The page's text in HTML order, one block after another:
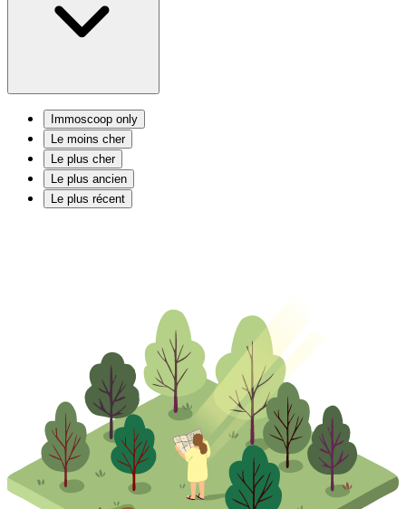
Immoscoop only
Le moins cher
Le plus cher
Le plus ancien
Le plus récent